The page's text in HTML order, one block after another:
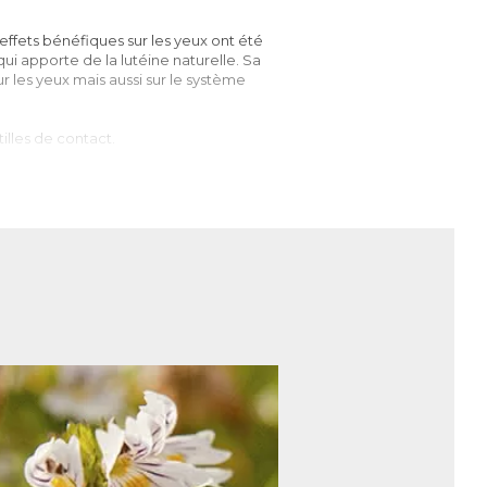
bénéfiques sur les yeux ont été
apporte de la lutéine naturelle. Sa
yeux mais aussi sur le système
de contact.
de laquelle se trouve la macula : c’est
aussi restreindre les capacités
du passage de la clarté à la
par une sur- sollicitation des yeux,